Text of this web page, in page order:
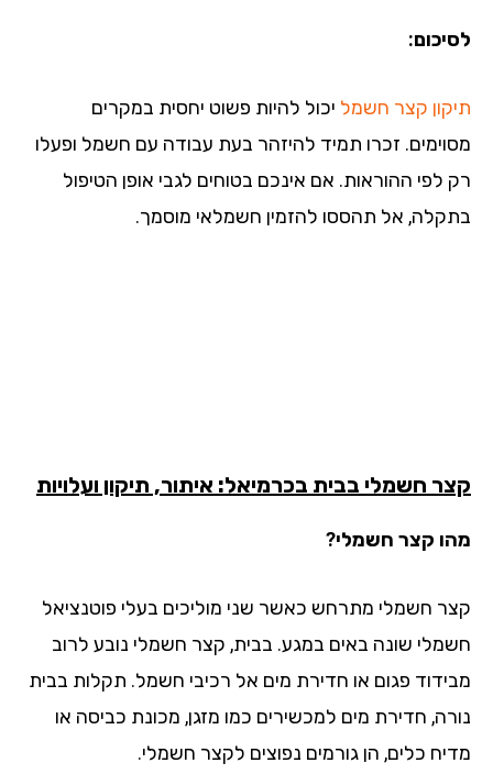
קצר חשמליכול להיות פשוט יחסית במקרים
זכרו תמיד להיזהר בעת עבודה עם חשמל ופעלו
לפי ההוראות. אם אינכם בטוחים לגבי אופן הטיפול
אל תהססו להזמין חשמלאי מוסמך.
חשמלי בבית בכרמיאל: איתור, תיקון ועלויות
קצר חשמלי?
חשמלי מתרחש כאשר שני מוליכים בעלי פוטנציאל
שונה באים במגע. בבית, קצר חשמלי נובע לרוב
פגום או חדירת מים אל רכיבי חשמל. תקלות בבית
חדירת מים למכשירים כמו מזגן, מכונת כביסה או
כלים, הן גורמים נפוצים לקצר חשמלי.